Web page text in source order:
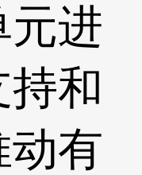
进
和
动有